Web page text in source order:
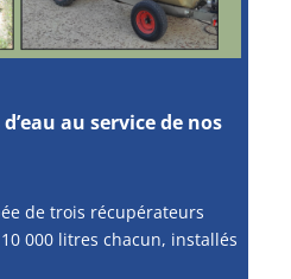
au service de nos
de trois récupérateurs
10 000 litres chacun, installés